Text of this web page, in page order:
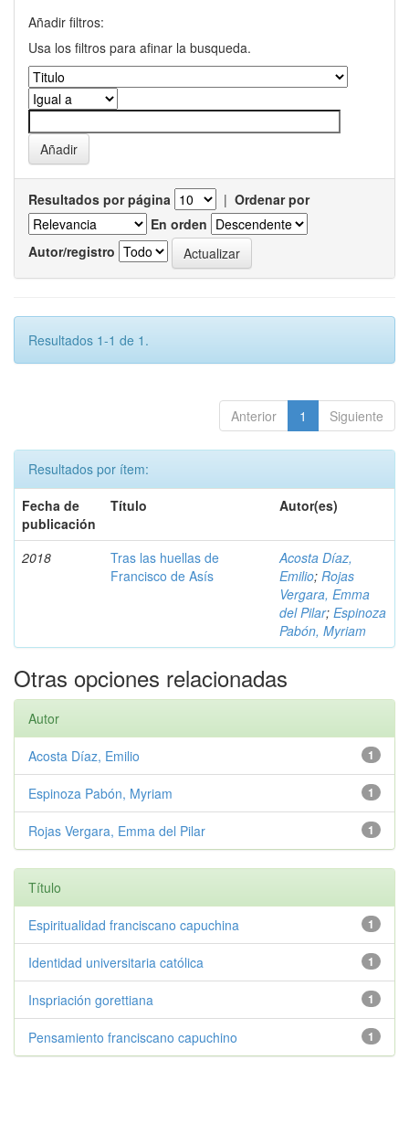
Añadir filtros:
Usa los filtros para afinar la busqueda.
Resultados por página | Ordenar por
En orden
Autor/registro
Resultados 1-1 de 1.
Anterior 1 Siguiente
Resultados por ítem:
Fecha de
publicación
Título Autor(es)
2018
Tras las huellas de
Francisco de Asís
Acosta Díaz,
Emilio; Rojas
Vergara, Emma
del Pilar; Espinoza
Pabón, Myriam
Otras opciones relacionadas
Autor
1
Acosta Díaz, Emilio
1
Espinoza Pabón, Myriam
1
Rojas Vergara, Emma del Pilar
Título
1
Espiritualidad franciscano capuchina
1
Identidad universitaria católica
1
Inspriación gorettiana
1
Pensamiento franciscano capuchino